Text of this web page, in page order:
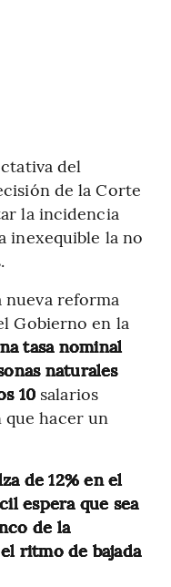
del
de la Corte
la incidencia
inexequible la no
nueva reforma
Gobierno en la
tasa nominal
naturales
10 salarios
que hacer un
de 12% en el
espera que sea
de la
ritmo de bajada